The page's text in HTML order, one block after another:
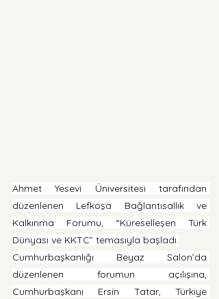
Ahmet Yesevi Üniversitesi tarafından
düzenlenen Lefkoşa Bağlantısallık ve
Kalkınma Forumu, “Küreselleşen Türk
Dünyası ve KKTC” temasıyla başladı.
Cumhurbaşkanlığı Beyaz Salon’da
düzenlenen forumun açılışına,
Cumhurbaşkanı Ersin Tatar, Türkiye